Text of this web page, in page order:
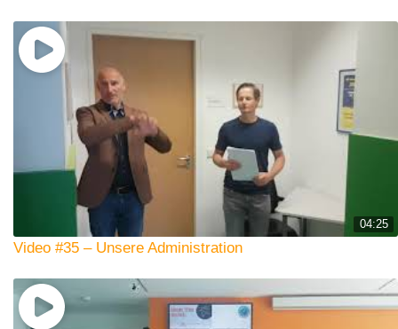
04:25
Video #35 – Unsere Administration